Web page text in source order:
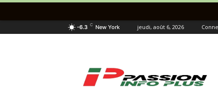
-6.3 C New York jeudi, août 6, 2026